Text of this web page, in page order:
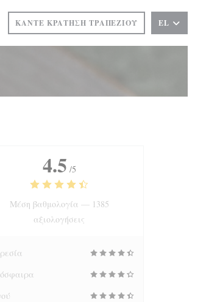
ΚΆΝΤΕ ΚΡΆΤΗΣΗ ΤΡΑΠΕΖΙΟΎ EL
4.5 /5
Μέση βαθμολογία — 1385
αξιολογήσεις